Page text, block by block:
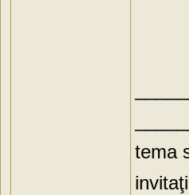
tema